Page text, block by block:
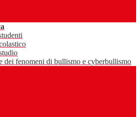
dei fenomeni di bullismo e cyberbullismo